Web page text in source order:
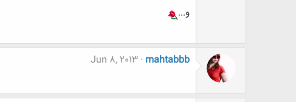
و...
mahtabbb
Jun 8, 2013